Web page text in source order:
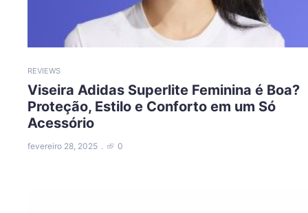
REVIEWS
Viseira Adidas Superlite Feminina é Boa?
Proteção, Estilo e Conforto em um Só
Acessório
fevereiro 28, 2025 0